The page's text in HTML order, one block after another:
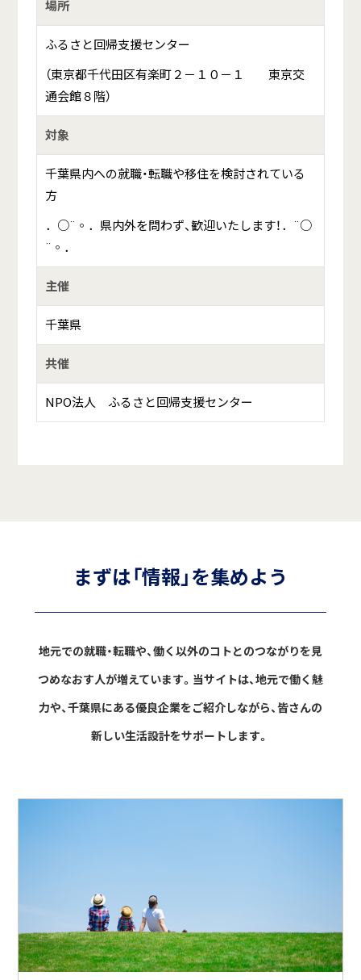
場所
ふるさと回帰支援センター
（東京都千代田区有楽町２－１０－１ 東京交
通会館８階）
対象
千葉県内への就職・転職や移住を検討されている
方
．○¨◦．県内外を問わず、歓迎いたします！．¨○
¨◦．
主催
千葉県
共催
NPO法人 ふるさと回帰支援センター
まずは「情報」を集めよう
地元での就職・転職や、働く以外のコトとのつながりを見
つめなおす人が増えています。 当サイトは、地元で働く魅
力や、千葉県にある優良企業をご紹介しながら、皆さんの
新しい生活設計をサポートします。